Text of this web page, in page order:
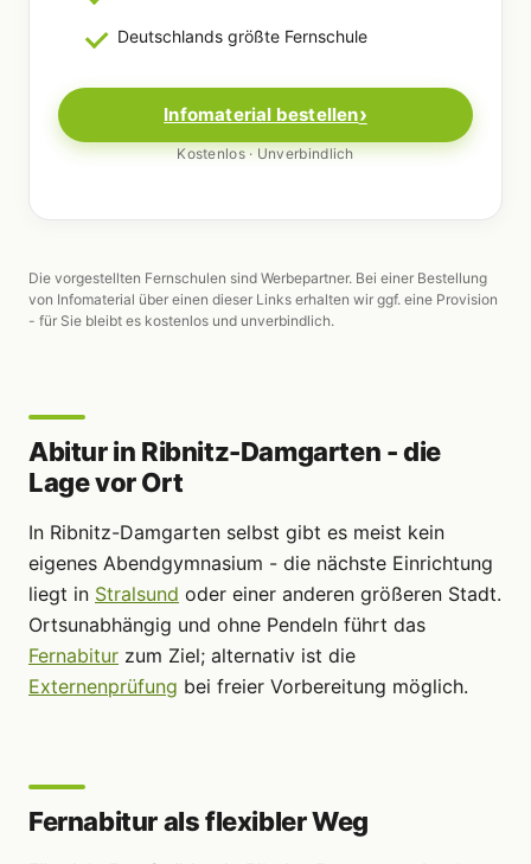
Deutschlands größte Fernschule
Infomaterial bestellen
Kostenlos · Unverbindlich
Die vorgestellten Fernschulen sind Werbepartner. Bei einer Bestellung
von Infomaterial über einen dieser Links erhalten wir ggf. eine Provision
- für Sie bleibt es kostenlos und unverbindlich.
Abitur in Ribnitz-Damgarten - die
Lage vor Ort
In Ribnitz-Damgarten selbst gibt es meist kein
eigenes Abendgymnasium - die nächste Einrichtung
liegt in Stralsund oder einer anderen größeren Stadt.
Ortsunabhängig und ohne Pendeln führt das
Fernabitur zum Ziel; alternativ ist die
Externenprüfung bei freier Vorbereitung möglich.
Fernabitur als flexibler Weg